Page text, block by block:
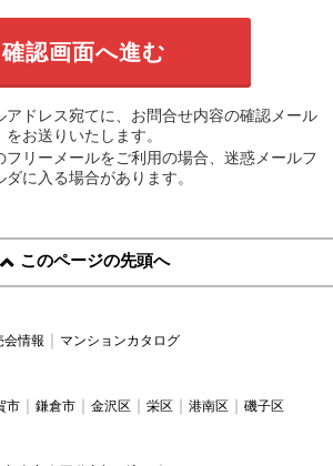
ドレス宛てに、お問合せ内容の確認メール
をお送りいたします。
リーメールをご利用の場合、迷惑メールフ
ダに入る場合があります。
このページの先頭へ
会情報 マンションカタログ
市 鎌倉市 金沢区 栄区 港南区 磯子区